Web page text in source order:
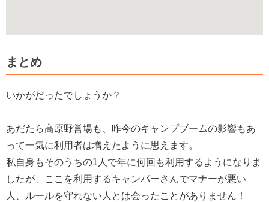
まとめ
いかがだったでしょうか？
あだたら高原野営場も、昨今のキャンプブームの影響もあ
って一気に利用者は増えたように思えます。
私自身もそのうちの1人で年に何回も利用するようになりま
したが、ここを利用するキャンパーさんでマナーが悪い
人、ルールを守れない人とは会ったことがありません！